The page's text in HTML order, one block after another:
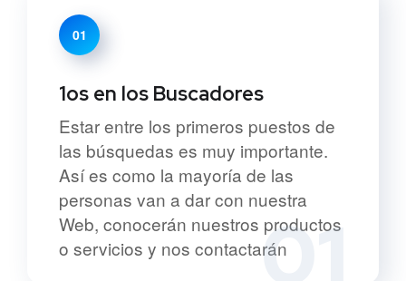
01
01
1os en los Buscadores
Estar entre los primeros puestos de
las búsquedas es muy importante.
Así es como la mayoría de las
personas van a dar con nuestra
Web, conocerán nuestros productos
o servicios y nos contactarán